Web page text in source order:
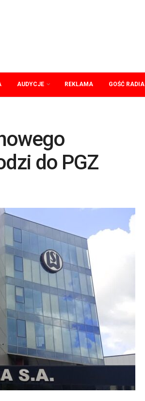
AUDYCJE REKLAMA GOŚĆ RADIA
do PGZ